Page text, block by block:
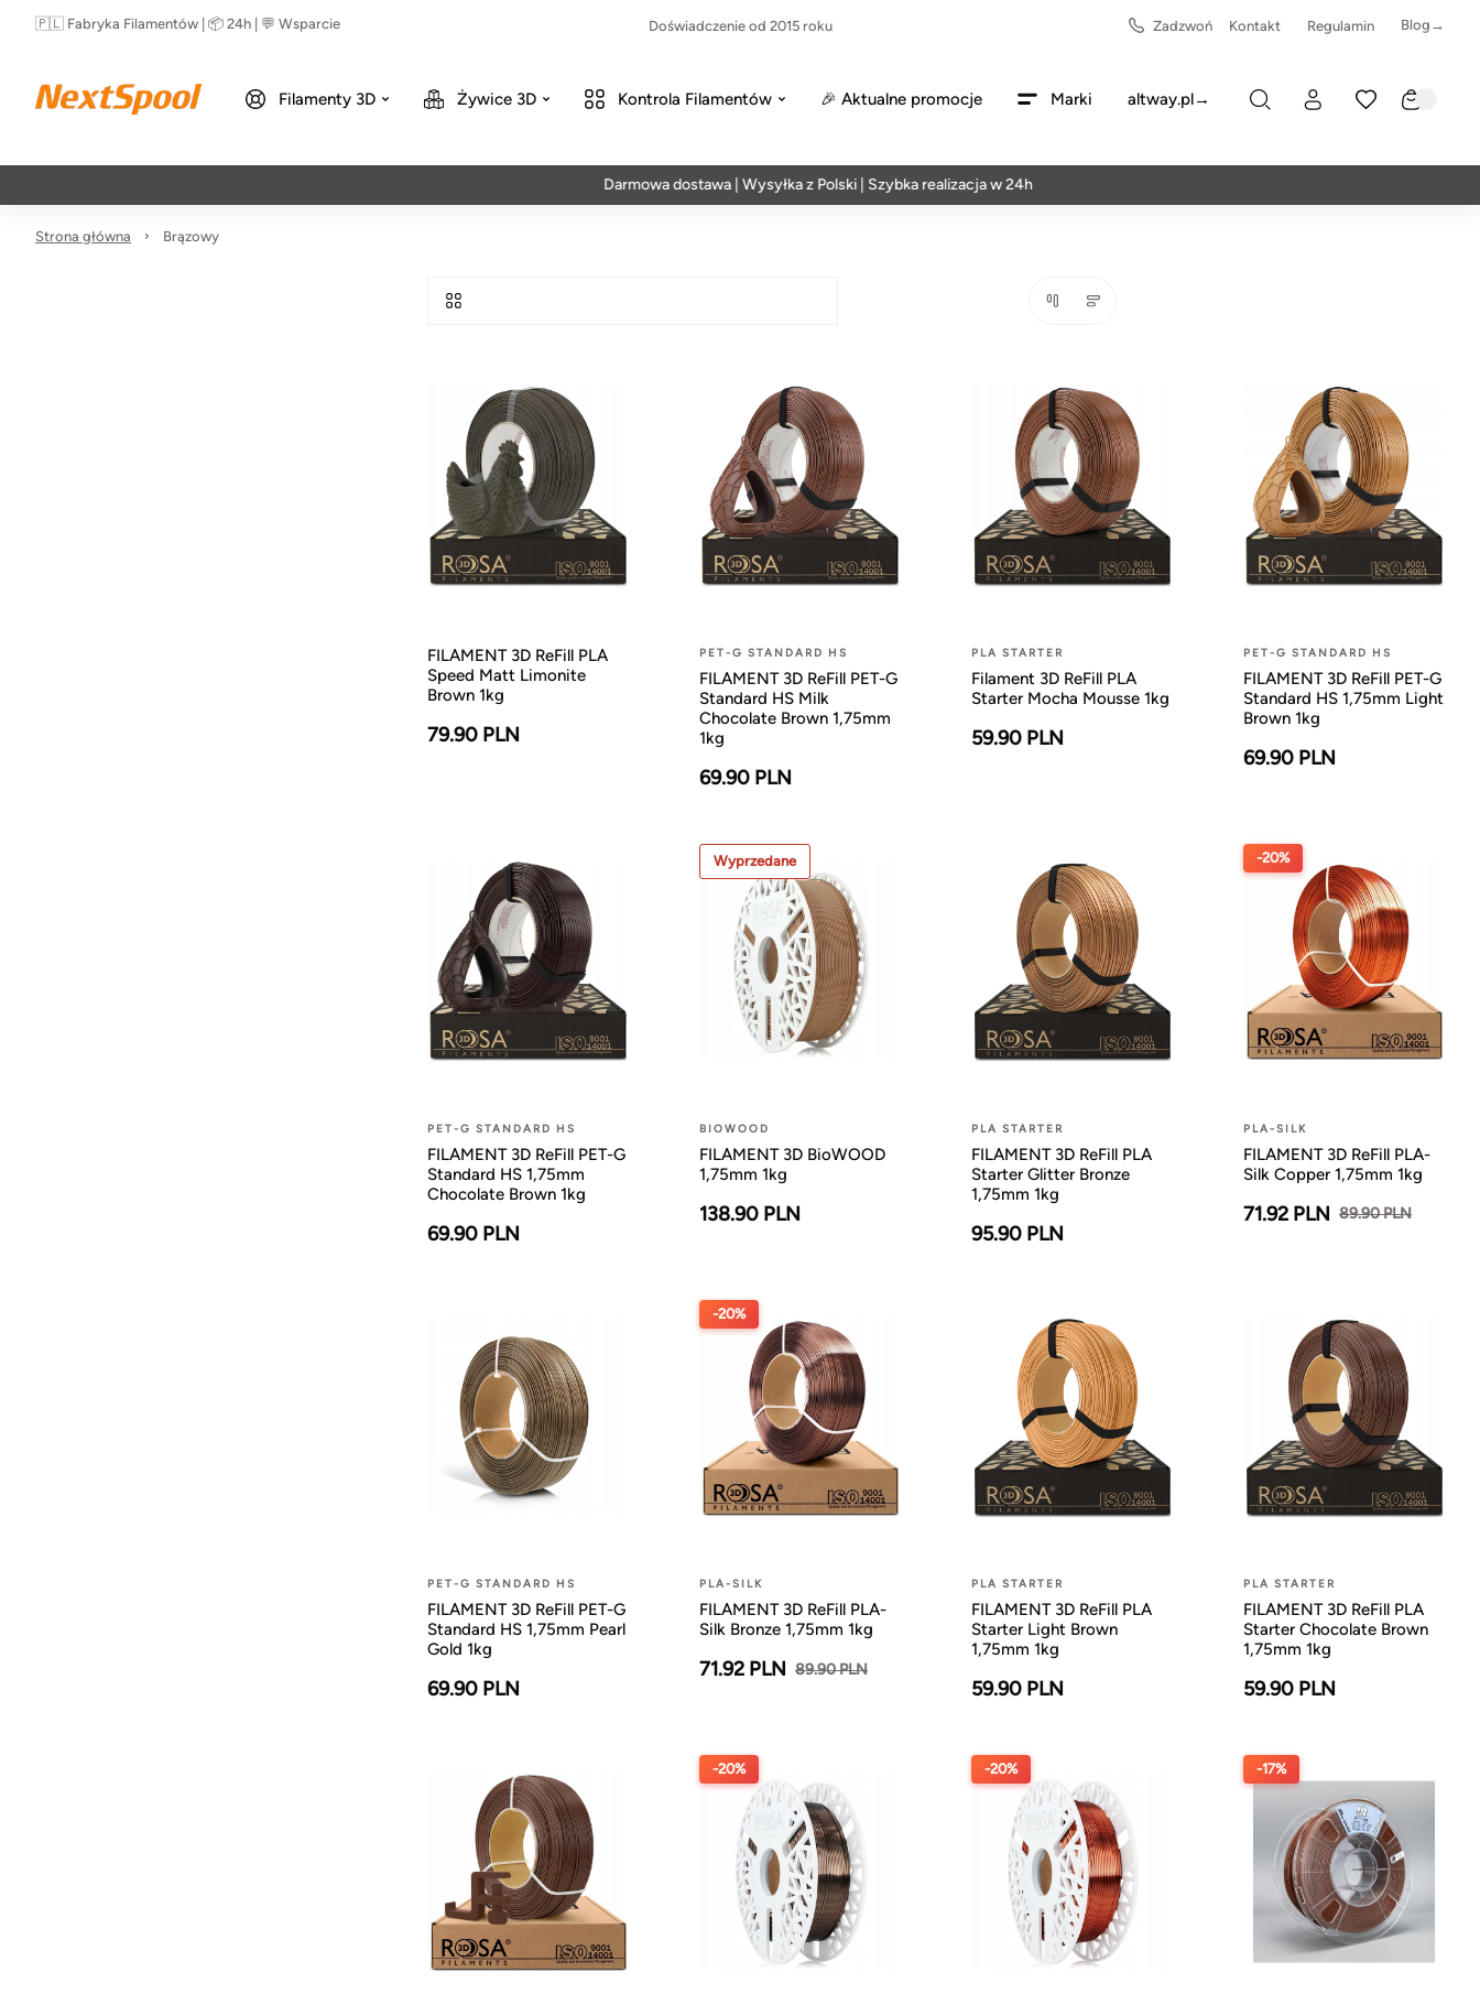
🇵🇱 Fabryka Filamentów | 📦 24h | 💬 Wsparcie Doświadczenie od 2015 roku Zadzwoń Kontakt Regulamin Blog→
Filamenty 3D Żywice 3D Kontrola Filamentów 🎉 Aktualne promocje Marki altway.pl→
Darmowa dostawa | Wysyłka z Polski | Szybka realizacja w 24h
Strona główna Brązowy
FILAMENT 3D ReFill PLA
Speed Matt Limonite
Brown 1kg
79.90 PLN
PET-G STANDARD HS
FILAMENT 3D ReFill PET-G
Standard HS Milk
Chocolate Brown 1,75mm
1kg
69.90 PLN
PLA STARTER
Filament 3D ReFill PLA
Starter Mocha Mousse 1kg
59.90 PLN
PET-G STANDARD HS
FILAMENT 3D ReFill PET-G
Standard HS 1,75mm Light
Brown 1kg
69.90 PLN
PET-G STANDARD HS
FILAMENT 3D ReFill PET-G
Standard HS 1,75mm
Chocolate Brown 1kg
69.90 PLN
Wyprzedane
BIOWOOD
FILAMENT 3D BioWOOD
1,75mm 1kg
138.90 PLN
PLA STARTER
FILAMENT 3D ReFill PLA
Starter Glitter Bronze
1,75mm 1kg
95.90 PLN
-20%
PLA-SILK
FILAMENT 3D ReFill PLA-
Silk Copper 1,75mm 1kg
71.92 PLN 89.90 PLN
PET-G STANDARD HS
FILAMENT 3D ReFill PET-G
Standard HS 1,75mm Pearl
Gold 1kg
69.90 PLN
-20%
PLA-SILK
FILAMENT 3D ReFill PLA-
Silk Bronze 1,75mm 1kg
71.92 PLN 89.90 PLN
PLA STARTER
FILAMENT 3D ReFill PLA
Starter Light Brown
1,75mm 1kg
59.90 PLN
PLA STARTER
FILAMENT 3D ReFill PLA
Starter Chocolate Brown
1,75mm 1kg
59.90 PLN
-20% -20% -17%